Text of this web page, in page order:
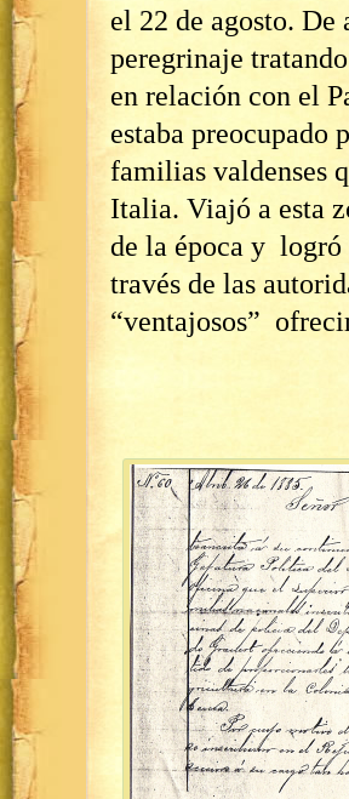
el 22 de agosto.
peregrinaje
en relación con el
estaba preocupado
familias valdenses
Italia. Viajó a esta
de la época y logró
través de las
“ventajosos”